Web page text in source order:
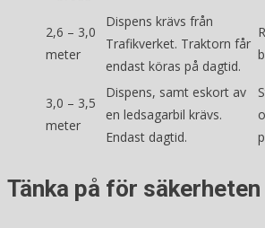
2,6 – 3,0
meter
Dispens krävs från
Trafikverket. Traktorn får
endast köras på dagtid.
3,0 – 3,5
meter
Dispens, samt eskort av
en ledsagarbil krävs.
Endast dagtid.
Tänka på för säkerheten